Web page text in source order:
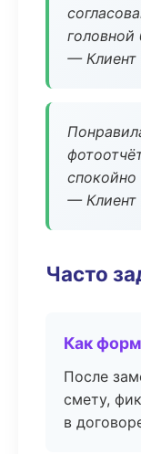
головной
— Клиент
спокойно
— Клиент
Часто
Как
После
смету,
в